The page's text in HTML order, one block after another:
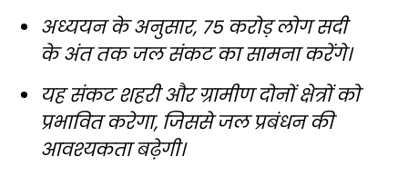
अध्ययन के अनुसार, 75 करोड़ लोग सदी
के अंत तक जल संकट का सामना करेंगे।
यह संकट शहरी और ग्रामीण दोनों क्षेत्रों को
प्रभावित करेगा, जिससे जल प्रबंधन की
आवश्यकता बढ़ेगी।